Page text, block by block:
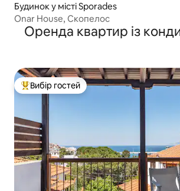
Будинок у місті Sporades
Onar House, Скопелос
Оренда квартир із
Топ вибір гостей
Вибір гостей